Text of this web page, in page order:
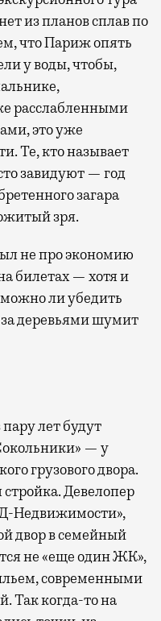
из планов сплав по
что Париж опять
у воды, чтобы,
расслабленными
это уже
Те, кто называет
завидуют — год
загара
зря.
не про экономию
билетах — хотя и
ли убедить
за деревьями шумит
лет будут
— у
грузового двора.
Девелопер
Недвижимости»,
двор в семейный
не «еще один ЖК»,
современными
Так когда-то на